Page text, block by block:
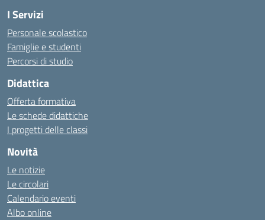
I Servizi
Personale scolastico
Famiglie e studenti
Percorsi di studio
Didattica
Offerta formativa
Le schede didattiche
I progetti delle classi
Novità
Le notizie
Le circolari
Calendario eventi
Albo online